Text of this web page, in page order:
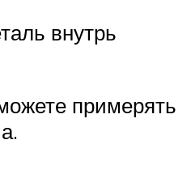
внутрь
примерять